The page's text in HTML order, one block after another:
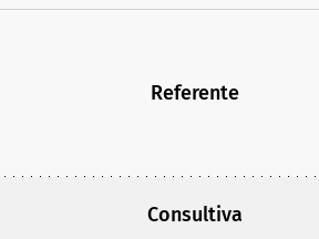
Referente
Consultiva